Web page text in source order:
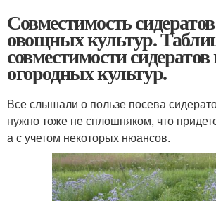
Совместимость
овощных культур.
совместимости сидератов
огородных культур.
Все слышали о пользе посева
нужно тоже не сплошняком, что
а с учетом некоторых нюансов.